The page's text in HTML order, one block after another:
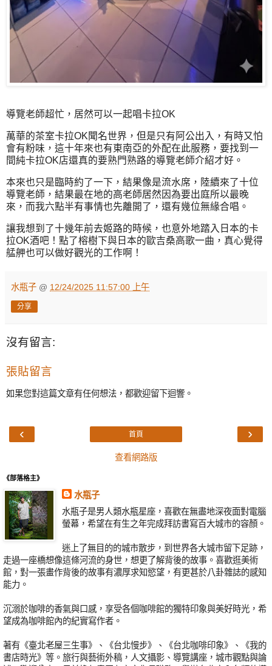
導覽老師超忙，居然可以一起唱卡拉OK
萬華的茶室卡拉OK聞名世界，但是只有阿公出入，有時又怕
會有粉味，這十年來也有東南亞的外配在此服務，要找到一
間純卡拉OK店還真的要熟門熟路的導覽老師介紹才好。
本來也只是臨時約了一下，結果像是流水席，陸續來了十位
導覽老師，結果最在地的高老師居然因為要出庭所以最晚
來，而我六點半有事情也先離開了，還有幾位無緣合唱。
讓我想到了十幾年前去姬路的時候，也意外地踏入日本的卡
拉OK酒吧！點了榕樹下與日本的歐吉桑高歌一曲，真心覺得
艋舺也可以做好觀光的工作啊！
水瓶子 @ 12/24/2025 11:57:00 上午
分享
沒有留言:
張貼留言
如果您對這篇文章有任何想法，都歡迎留下迴響。
‹ ›
首頁
查看網路版
《部落格主》
水瓶子
水瓶子是男人類水瓶星座，喜歡在無盡地深夜面對電腦
螢幕，希望在有生之年完成拜訪書寫百大城市的容顏。
迷上了無目的的城市散步，到世界各大城市留下足跡，
走過一座橋想像這條河流的身世，想更了解背後的故事。喜歡逛美術
館，對一張畫作背後的故事有濃厚求知慾望，有更甚於八卦雜誌的感知
能力。
沉溺於咖啡的香氣與口感，享受各個咖啡館的獨特印象與美好時光，希
望成為咖啡館內的紀實寫作者。
著有《臺北老屋三生事》、《台北慢步》、《台北咖啡印象》、《我的
書店時光》等。旅行與藝術外稿，人文攝影、導覽講座，城市觀點與論